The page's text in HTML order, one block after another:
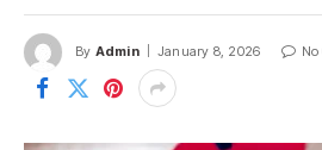
By Admin January 8, 2026